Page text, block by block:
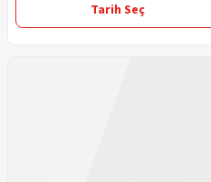
Tarih Seç